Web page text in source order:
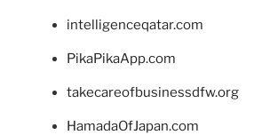
intelligenceqatar.com
PikaPikaApp.com
takecareofbusinessdfw.org
HamadaOfJapan.com